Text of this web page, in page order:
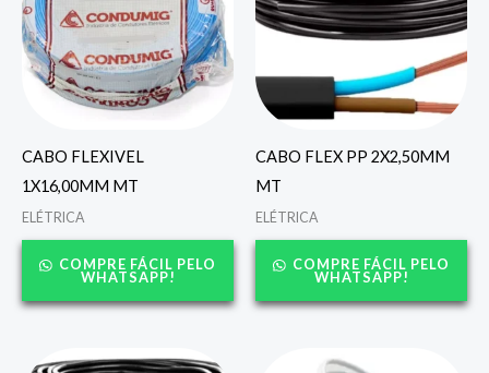
CABO FLEXIVEL
1X16,00MM MT
ELÉTRICA
COMPRE FÁCIL PELO
WHATSAPP!
CABO FLEX PP 2X2,50MM
MT
ELÉTRICA
COMPRE FÁCIL PELO
WHATSAPP!